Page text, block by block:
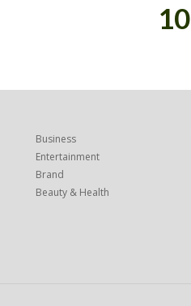
10
Business
Entertainment
Brand
Beauty & Health